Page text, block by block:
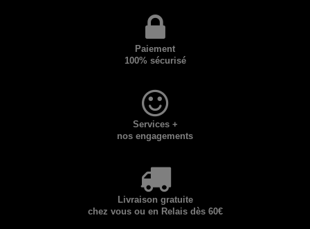
Paiement
100% sécurisé
Services +
nos engagements
Livraison gratuite
chez vous ou en Relais dès 60€